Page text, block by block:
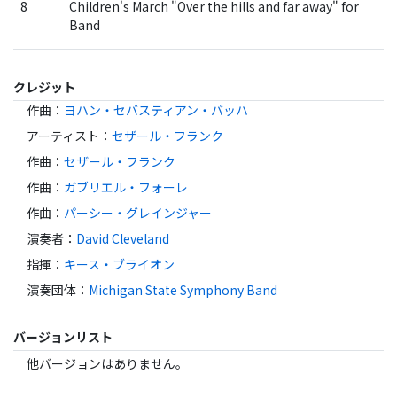
8
Children's March "Over the hills and far away" for
Band
クレジット
作曲 ： ヨハン・セバスティアン・バッハ
アーティスト ： セザール・フランク
作曲 ： セザール・フランク
作曲 ： ガブリエル・フォーレ
作曲 ： パーシー・グレインジャー
演奏者 ： David Cleveland
指揮 ： キース・ブライオン
演奏団体 ： Michigan State Symphony Band
バージョンリスト
他バージョンはありません。